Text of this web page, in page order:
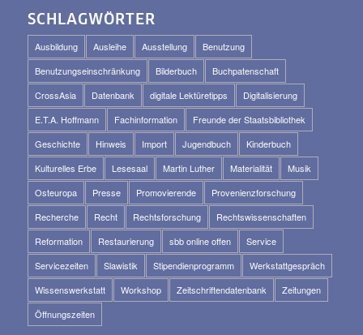
SCHLAGWÖRTER
Ausbildung Ausleihe Ausstellung
Benutzung
Benutzungseinschränkung
Bilderbuch
Buchpatenschaft
CrossAsia
Datenbank digitale Lektüretipps
Digitalisierung
E.T.A. Hoffmann
Fachinformation
Freunde der Staatsbibliothek
Geschichte
Hinweis Import Jugendbuch
Kinderbuch
Kulturelles Erbe
Lesesaal Martin Luther Materialität
Musik
Osteuropa
Presse Promovierende
Provenienzforschung
Recherche
Recht Rechtsforschung
Rechtswissenschaften
Reformation
Restaurierung sbb online offen
Service
Servicezeiten
Slawistik Stipendienprogramm
Werkstattgespräch
Wissenswerkstatt
Workshop Zeitschriftendatenbank
Zeitungen
Öffnungszeiten